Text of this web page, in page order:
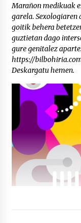
Marañon medikuak
garela. Sexologiaren
goitik behera
guztietan dago
gure genitalez aparte.
https://
Deskargatu hemen.